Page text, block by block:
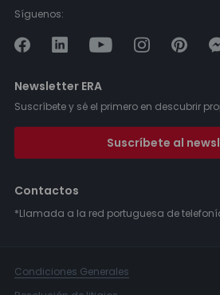
Síguenos:
Newsletter ERA
Suscríbete y sé el primero en descubrir
Suscríbete al
Contactos
*Llamada a la red portuguesa de
Condiciones Generales